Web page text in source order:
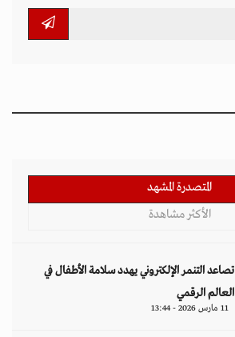
المتصدرة المشهد
الأكثر مشاهدة
تصاعد التنمر الإلكتروني يهدد سلامة الأطفال في
العالم الرقمي
11 مارس 2026 - 13:44